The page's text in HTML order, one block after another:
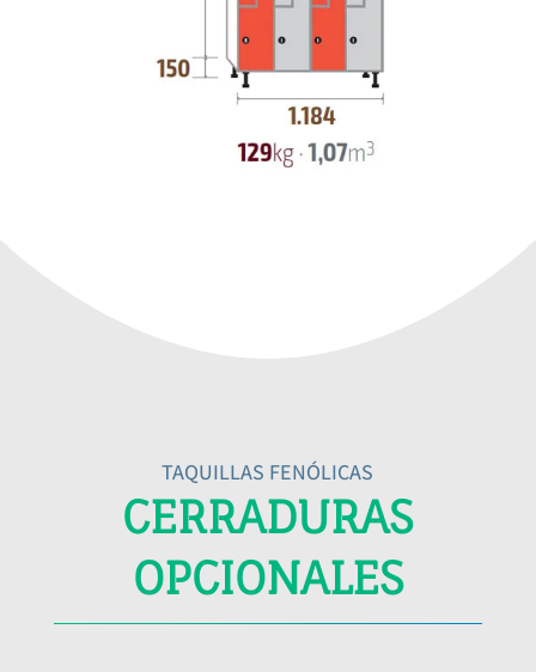
TAQUILLAS FENÓLICAS
CERRADURAS
OPCIONALES